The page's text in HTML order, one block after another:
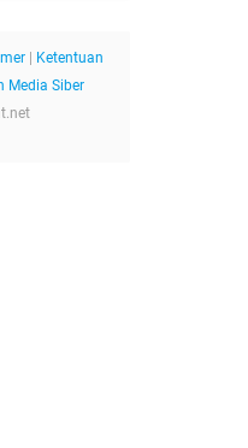
Ketentuan
Media Siber